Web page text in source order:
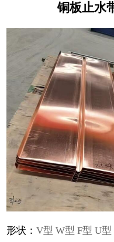
铜板止水
形状：V型 W型 F型 U